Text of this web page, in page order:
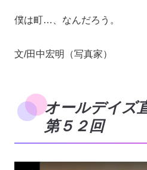
僕は町…、なんだろう。
文/田中宏明（写真家）
オールデイズ
第５２回